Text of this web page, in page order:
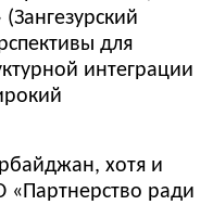
для
интеграции
хотя и
«Партнерство ради